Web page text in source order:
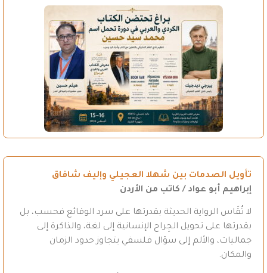
تأويل الصدمات بين شهلا العجيلي وإليف شافاق
إبراهيم أبو عواد / كاتب من الأردن
لا تُقَاس الرواية الحديثة بقدرتها على سرد الوقائع فحسب، بل
بقدرتها على تحويل الجِراح الإنسانية إلى لغة، والذاكرة إلى
جماليات، والألم إلى سؤال فلسفي يتجاوز حدود الزمان
والمكان.